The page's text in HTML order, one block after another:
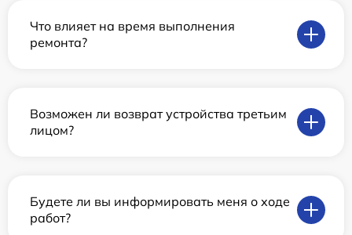
Что влияет на время выполнения
ремонта?
Возможен ли возврат устройства третьим
лицом?
Будете ли вы информировать меня о ходе
работ?